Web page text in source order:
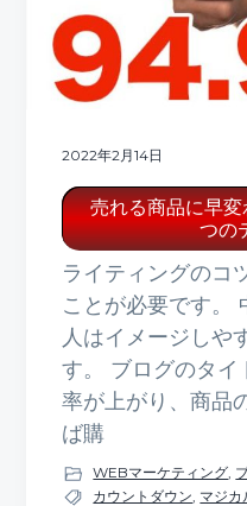
2022年2月14日
売れる商品に早
つの
ライティングのコ
ことが必要です。
人はイメージしや
す。 ブログのタイ
率が上がり、商品
ば購
WEBマーケティング
カウントダウン マジカ